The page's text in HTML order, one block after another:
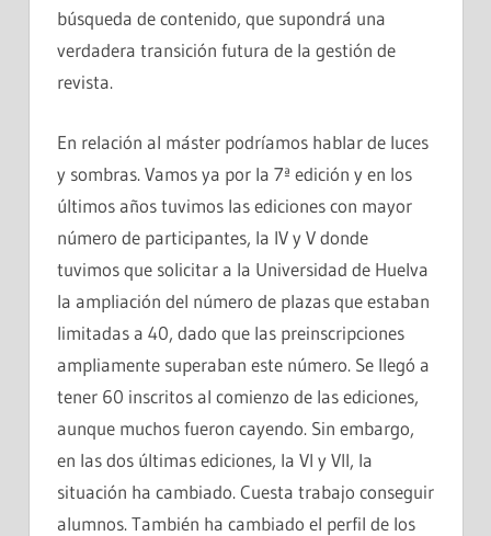
búsqueda de contenido, que supondrá una
verdadera transición futura de la gestión de
revista.
En relación al máster podríamos hablar de luces
y sombras. Vamos ya por la 7ª edición y en los
últimos años tuvimos las ediciones con mayor
número de participantes, la IV y V donde
tuvimos que solicitar a la Universidad de Huelva
la ampliación del número de plazas que estaban
limitadas a 40, dado que las preinscripciones
ampliamente superaban este número. Se llegó a
tener 60 inscritos al comienzo de las ediciones,
aunque muchos fueron cayendo. Sin embargo,
en las dos últimas ediciones, la VI y VII, la
situación ha cambiado. Cuesta trabajo conseguir
alumnos. También ha cambiado el perfil de los